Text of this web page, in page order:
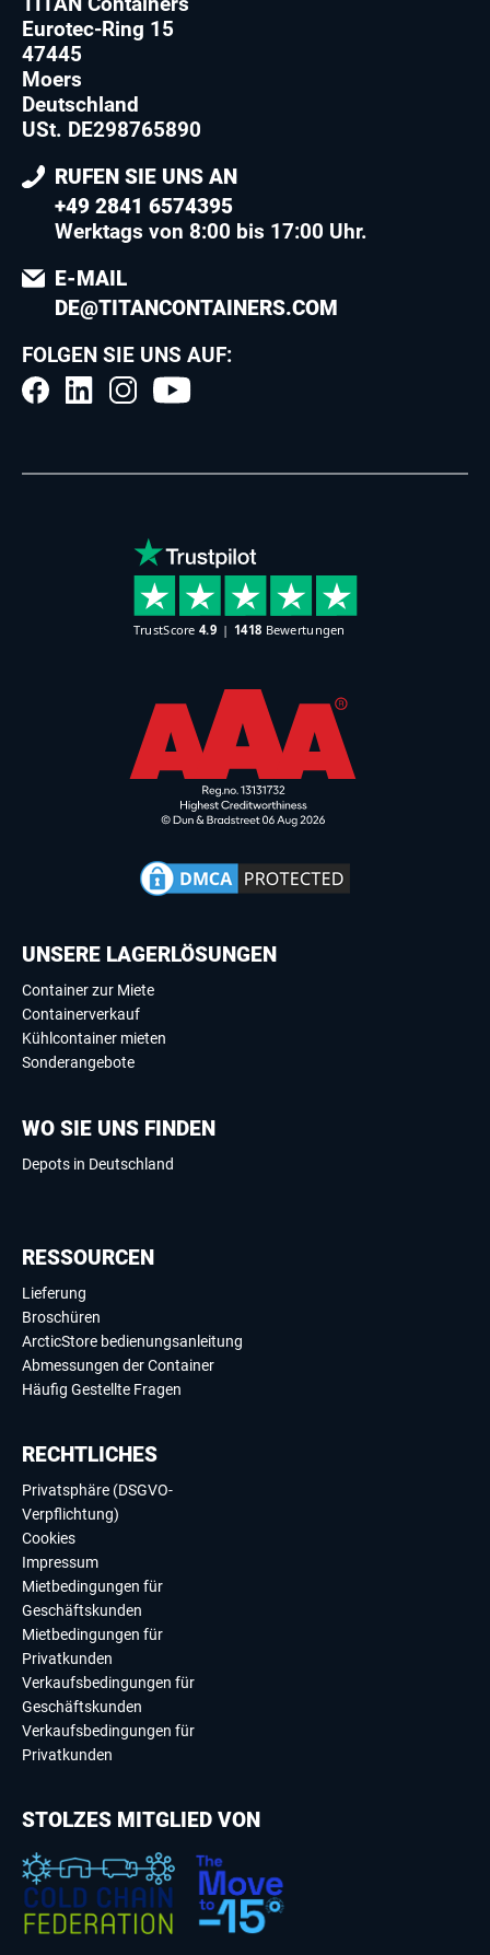
Eurotec-Ring 15
47445
Moers
Deutschland
USt. DE298765890
RUFEN SIE UNS AN
+49 2841 6574395
Werktags von 8:00 bis 17:00 Uhr.
E-MAIL
DE@TITANCONTAINERS.COM
FOLGEN SIE UNS AUF:
UNSERE LAGERLÖSUNGEN
Container zur Miete
Containerverkauf
Kühlcontainer mieten
Sonderangebote
WO SIE UNS FINDEN
Depots in Deutschland
RESSOURCEN
Lieferung
Broschüren
ArcticStore bedienungsanleitung
Abmessungen der Container
Häufig Gestellte Fragen
RECHTLICHES
Privatsphäre (DSGVO-
Verpflichtung)
Cookies
Impressum
Mietbedingungen für
Geschäftskunden
Mietbedingungen für
Privatkunden
Verkaufsbedingungen für
Geschäftskunden
Verkaufsbedingungen für
Privatkunden
STOLZES MITGLIED VON